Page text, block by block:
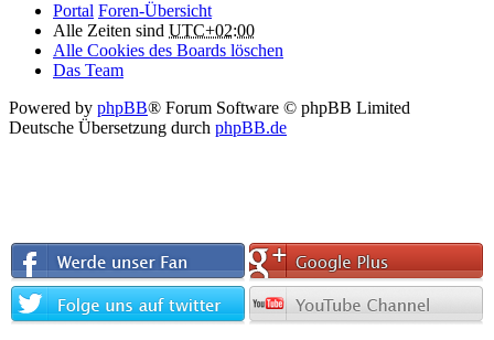
Portal Foren-Übersicht
Alle Zeiten sind UTC+02:00
Alle Cookies des Boards löschen
Das Team
Powered by phpBB® Forum Software © phpBB Limited
Deutsche Übersetzung durch phpBB.de